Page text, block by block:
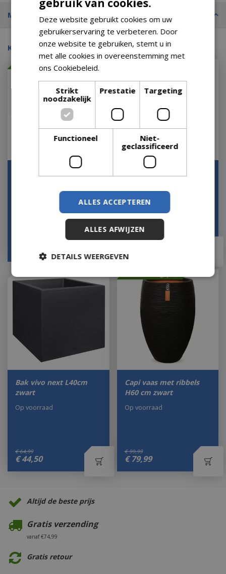
Merk
Kijk ook eens naar:
Met 20% afgeprijsd
Antraciet Zwart B…
€ 105,00
Bak vivo next L40cm
zwart
€ 64,99
€ 44,50
Op voorraad
Capi vaas met ribbels
H60 cm zwart
€ 99,99
€ 79,99
Op voorraad
Altijd de beste prijs
Gratis verzending
vanaf €74,99
Gratis retour
gebruik van cookies.
Deze website gebruikt cookies om uw
gebruikerservaring te verbeteren. Door
onze website te gebruiken, stemt u in
met alle cookies in overeenstemming met
ons Cookiebeleid.
Strikt
noodzakelijk
Prestatie Targeting
Functioneel
Niet-
geclassificeerd
ALLES ACCEPTEREN
ALLES AFWIJZEN
DETAILS WEERGEVEN